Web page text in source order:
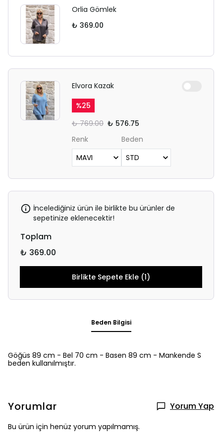
Orlia Gömlek
₺ 369.00
Elvora Kazak
%25
₺ 769.00 ₺ 576.75
Renk
Beden
İncelediğiniz ürün ile birlikte bu ürünler de
sepetinize eklenecektir!
Toplam
₺ 369.00
Birlikte Sepete Ekle (1)
Beden Bilgisi
Göğüs 89 cm - Bel 70 cm - Basen 89 cm - Mankende S
beden kullanılmıştır.
Yorumlar Yorum Yap
Bu ürün için henüz yorum yapılmamış.